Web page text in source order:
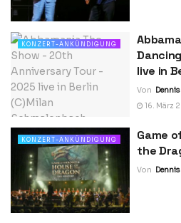
KONZERT-ANKÜNDIGUNG
live in
Von Dennis
16. März
KONZERT-ANKÜNDIGUNG
Game
the
Von Dennis